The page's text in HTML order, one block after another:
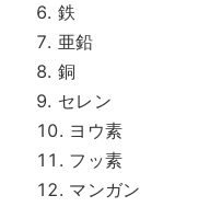
鉄
亜鉛
銅
セレン
ヨウ素
フッ素
マンガン